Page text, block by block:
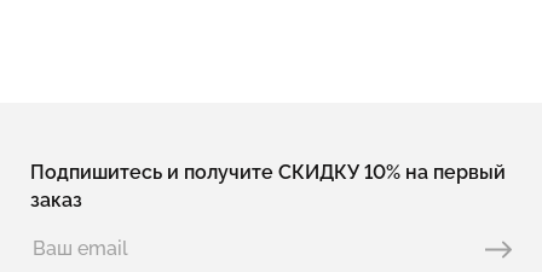
Подпишитесь и получите СКИДКУ 10% на первый
заказ